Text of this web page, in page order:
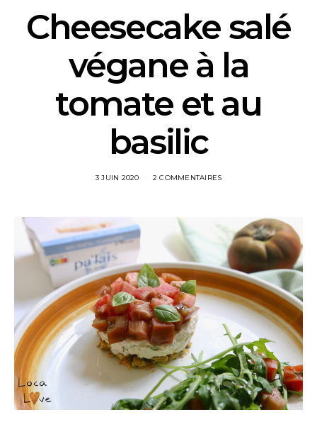
Cheesecake salé
végane à la
tomate et au
basilic
3 JUIN 2020 2 COMMENTAIRES